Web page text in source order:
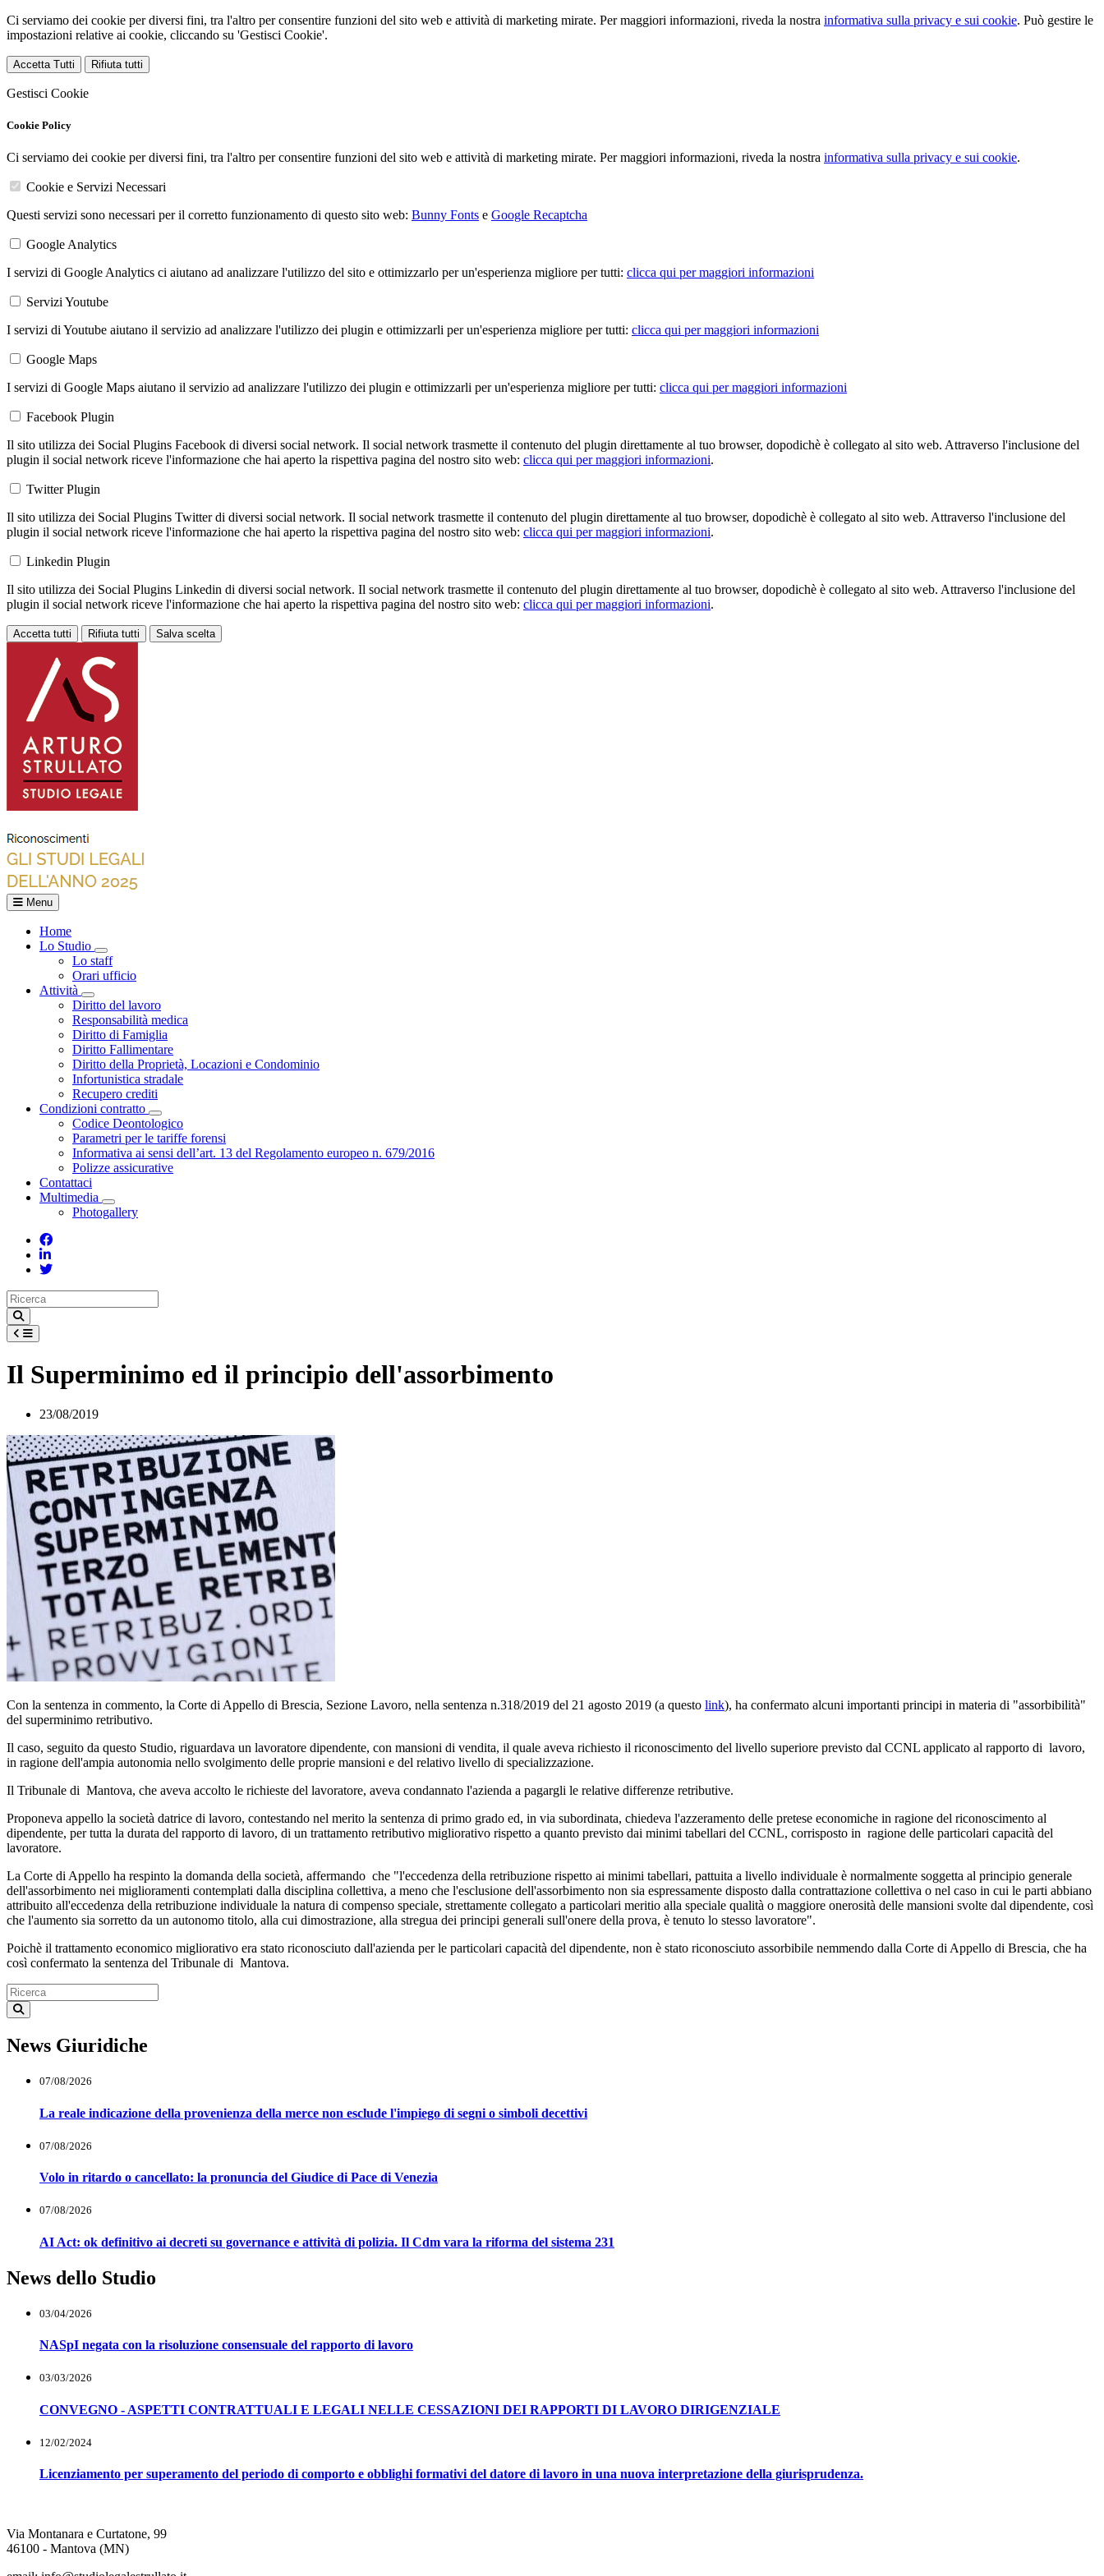
Ci serviamo dei cookie per diversi fini, tra l'altro per consentire funzioni del sito web e attività di marketing mirate. Per maggiori informazioni, riveda la nostra informativa sulla privacy e sui cookie. Può gestire le
impostazioni relative ai cookie, cliccando su 'Gestisci Cookie'.
Accetta Tutti Rifiuta tutti
Gestisci Cookie
Cookie Policy
Ci serviamo dei cookie per diversi fini, tra l'altro per consentire funzioni del sito web e attività di marketing mirate. Per maggiori informazioni, riveda la nostra informativa sulla privacy e sui cookie.
Cookie e Servizi Necessari
Questi servizi sono necessari per il corretto funzionamento di questo sito web: Bunny Fonts e Google Recaptcha
Google Analytics
I servizi di Google Analytics ci aiutano ad analizzare l'utilizzo del sito e ottimizzarlo per un'esperienza migliore per tutti: clicca qui per maggiori informazioni
Servizi Youtube
I servizi di Youtube aiutano il servizio ad analizzare l'utilizzo dei plugin e ottimizzarli per un'esperienza migliore per tutti: clicca qui per maggiori informazioni
Google Maps
I servizi di Google Maps aiutano il servizio ad analizzare l'utilizzo dei plugin e ottimizzarli per un'esperienza migliore per tutti: clicca qui per maggiori informazioni
Facebook Plugin
Il sito utilizza dei Social Plugins Facebook di diversi social network. Il social network trasmette il contenuto del plugin direttamente al tuo browser, dopodichè è collegato al sito web. Attraverso l'inclusione del
plugin il social network riceve l'informazione che hai aperto la rispettiva pagina del nostro sito web: clicca qui per maggiori informazioni.
Twitter Plugin
Il sito utilizza dei Social Plugins Twitter di diversi social network. Il social network trasmette il contenuto del plugin direttamente al tuo browser, dopodichè è collegato al sito web. Attraverso l'inclusione del
plugin il social network riceve l'informazione che hai aperto la rispettiva pagina del nostro sito web: clicca qui per maggiori informazioni.
Linkedin Plugin
Il sito utilizza dei Social Plugins Linkedin di diversi social network. Il social network trasmette il contenuto del plugin direttamente al tuo browser, dopodichè è collegato al sito web. Attraverso l'inclusione del
plugin il social network riceve l'informazione che hai aperto la rispettiva pagina del nostro sito web: clicca qui per maggiori informazioni.
Accetta tutti Rifiuta tutti Salva scelta
Menu
Home
Lo Studio
Toggle Dropdown
Lo staff
Orari ufficio
Attività
Toggle Dropdown
Diritto del lavoro
Responsabilità medica
Diritto di Famiglia
Diritto Fallimentare
Diritto della Proprietà, Locazioni e Condominio
Infortunistica stradale
Recupero crediti
Condizioni contratto
Toggle Dropdown
Codice Deontologico
Parametri per le tariffe forensi
Informativa ai sensi dell’art. 13 del Regolamento europeo n. 679/2016
Polizze assicurative
Contattaci
Multimedia
Toggle Dropdown
Photogallery
Il Superminimo ed il principio dell'assorbimento
23/08/2019
Con la sentenza in commento, la Corte di Appello di Brescia, Sezione Lavoro, nella sentenza n.318/2019 del 21 agosto 2019 (a questo link), ha confermato alcuni importanti principi in materia di "assorbibilità"
del superminimo retributivo.
Il caso, seguito da questo Studio, riguardava un lavoratore dipendente, con mansioni di vendita, il quale aveva richiesto il riconoscimento del livello superiore previsto dal CCNL applicato al rapporto di lavoro,
in ragione dell'ampia autonomia nello svolgimento delle proprie mansioni e del relativo livello di specializzazione.
Il Tribunale di Mantova, che aveva accolto le richieste del lavoratore, aveva condannato l'azienda a pagargli le relative differenze retributive.
Proponeva appello la società datrice di lavoro, contestando nel merito la sentenza di primo grado ed, in via subordinata, chiedeva l'azzeramento delle pretese economiche in ragione del riconoscimento al
dipendente, per tutta la durata del rapporto di lavoro, di un trattamento retributivo migliorativo rispetto a quanto previsto dai minimi tabellari del CCNL, corrisposto in ragione delle particolari capacità del
lavoratore.
La Corte di Appello ha respinto la domanda della società, affermando che "l'eccedenza della retribuzione rispetto ai minimi tabellari, pattuita a livello individuale è normalmente soggetta al principio generale
dell'assorbimento nei miglioramenti contemplati dalla disciplina collettiva, a meno che l'esclusione dell'assorbimento non sia espressamente disposto dalla contrattazione collettiva o nel caso in cui le parti abbiano
attribuito all'eccedenza della retribuzione individuale la natura di compenso speciale, strettamente collegato a particolari meritio alla speciale qualità o maggiore onerosità delle mansioni svolte dal dipendente, così
che l'aumento sia sorretto da un autonomo titolo, alla cui dimostrazione, alla stregua dei principi generali sull'onere della prova, è tenuto lo stesso lavoratore".
Poichè il trattamento economico migliorativo era stato riconosciuto dall'azienda per le particolari capacità del dipendente, non è stato riconosciuto assorbibile nemmendo dalla Corte di Appello di Brescia, che ha
così confermato la sentenza del Tribunale di Mantova.
News Giuridiche
07/08/2026
La reale indicazione della provenienza della merce non esclude l'impiego di segni o simboli decettivi
07/08/2026
Volo in ritardo o cancellato: la pronuncia del Giudice di Pace di Venezia
07/08/2026
AI Act: ok definitivo ai decreti su governance e attività di polizia. Il Cdm vara la riforma del sistema 231
News dello Studio
03/04/2026
NASpI negata con la risoluzione consensuale del rapporto di lavoro
03/03/2026
CONVEGNO - ASPETTI CONTRATTUALI E LEGALI NELLE CESSAZIONI DEI RAPPORTI DI LAVORO DIRIGENZIALE
12/02/2024
Licenziamento per superamento del periodo di comporto e obblighi formativi del datore di lavoro in una nuova interpretazione della giurisprudenza.
Via Montanara e Curtatone, 99
46100 - Mantova (MN)